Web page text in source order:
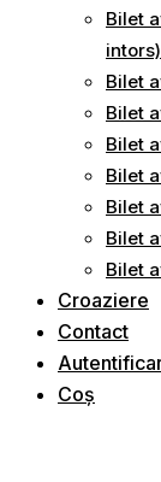
Bilet
intors)
Bilet
Bilet
Bilet
Bilet
Bilet
Bilet
Bilet
Croaziere
Contact
Coș